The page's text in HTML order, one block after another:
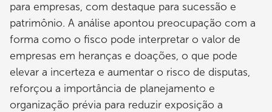
para empresas, com destaque para sucessão e
patrimônio. A análise apontou preocupação com a
forma como o fisco pode interpretar o valor de
empresas em heranças e doações, o que pode
elevar a incerteza e aumentar o risco de disputas,
reforçou a importância de planejamento e
organização prévia para reduzir exposição a